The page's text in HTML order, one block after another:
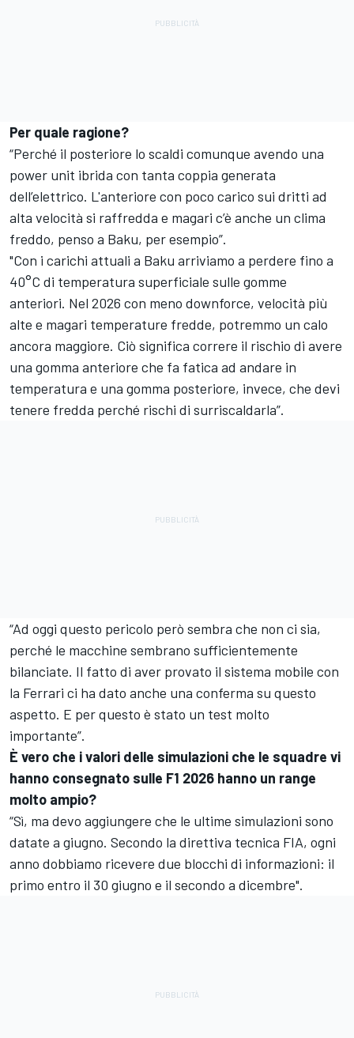
Per quale ragione?
“Perché il posteriore lo scaldi comunque avendo una
power unit ibrida con tanta coppia generata
dell’elettrico. L'anteriore con poco carico sui dritti ad
alta velocità si raffredda e magari c’è anche un clima
freddo, penso a Baku, per esempio”.
"Con i carichi attuali a Baku arriviamo a perdere fino a
40°C di temperatura superficiale sulle gomme
anteriori. Nel 2026 con meno downforce, velocità più
alte e magari temperature fredde, potremmo un calo
ancora maggiore. Ciò significa correre il rischio di avere
una gomma anteriore che fa fatica ad andare in
temperatura e una gomma posteriore, invece, che devi
tenere fredda perché rischi di surriscaldarla”.
“Ad oggi questo pericolo però sembra che non ci sia,
perché le macchine sembrano sufficientemente
bilanciate. Il fatto di aver provato il sistema mobile con
la Ferrari ci ha dato anche una conferma su questo
aspetto. E per questo è stato un test molto
importante”.
È vero che i valori delle simulazioni che le squadre vi
hanno consegnato sulle F1 2026 hanno un range
molto ampio?
“Sì, ma devo aggiungere che le ultime simulazioni sono
datate a giugno. Secondo la direttiva tecnica FIA, ogni
anno dobbiamo ricevere due blocchi di informazioni: il
primo entro il 30 giugno e il secondo a dicembre".